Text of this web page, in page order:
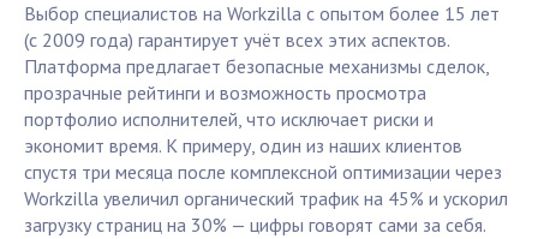
Выбор специалистов на Workzilla с опытом более 15 лет
(с 2009 года) гарантирует учёт всех этих аспектов.
Платформа предлагает безопасные механизмы сделок,
прозрачные рейтинги и возможность просмотра
портфолио исполнителей, что исключает риски и
экономит время. К примеру, один из наших клиентов
спустя три месяца после комплексной оптимизации через
Workzilla увеличил органический трафик на 45% и ускорил
загрузку страниц на 30% — цифры говорят сами за себя.